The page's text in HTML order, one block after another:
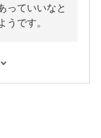
っていいなと
です。